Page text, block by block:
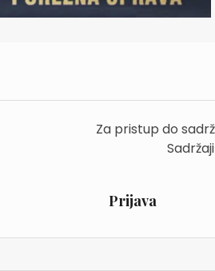
Za pristup do
Prijava